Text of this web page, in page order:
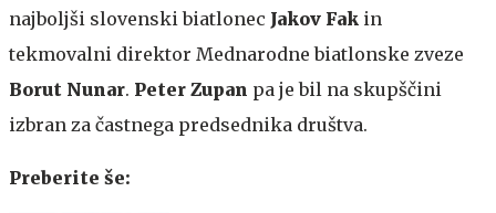
najboljši slovenski biatlonec Jakov Fak in
tekmovalni direktor Mednarodne biatlonske zveze
Borut Nunar. Peter Zupan pa je bil na skupščini
izbran za častnega predsednika društva.
Preberite še: